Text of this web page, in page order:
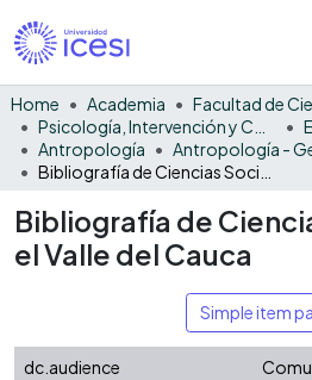
Home Academia
Facultad de
Antropología
Antropología -
Bibliografía de
el Valle del Cauca
Simple item
dc.audience